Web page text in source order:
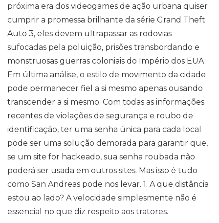
próxima era dos videogames de ação urbana quiser
cumprir a promessa brilhante da série Grand Theft
Auto 3, eles devem ultrapassar as rodovias
sufocadas pela poluição, prisões transbordando e
monstruosas guerras coloniais do Império dos EUA.
Em última análise, o estilo de movimento da cidade
pode permanecer fiel a si mesmo apenas ousando
transcender a si mesmo. Com todas as informações
recentes de violações de segurança e roubo de
identificação, ter uma senha única para cada local
pode ser uma solução demorada para garantir que,
se um site for hackeado, sua senha roubada não
poderá ser usada em outros sites. Mas isso é tudo
como San Andreas pode nos levar. 1. A que distância
estou ao lado? A velocidade simplesmente não é
essencial no que diz respeito aos tratores.